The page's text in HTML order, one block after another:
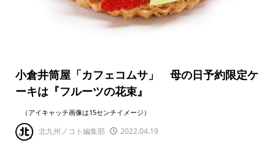
小倉井筒屋「カフェコムサ」 母の日予約限定ケ
ーキは『フルーツの花束』
（アイキャッチ画像は15センチイメージ）
北九州ノコト編集部 2022.04.19